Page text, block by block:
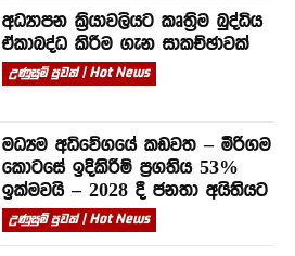
අධ්‍යාපන ක්‍රියාවලියට කෘත්‍රිම බුද්ධිය
ඒකාබද්ධ කිරීම ගැන සාකච්ඡාවක්
උණුසුම් පුවත් | Hot News
මධ්‍යම අධිවේගයේ කඩවත – මීරිගම
කොටසේ ඉදිකිරීම් ප්‍රගතිය 53%
ඉක්මවයි – 2028 දී ජනතා අයිතියට
උණුසුම් පුවත් | Hot News